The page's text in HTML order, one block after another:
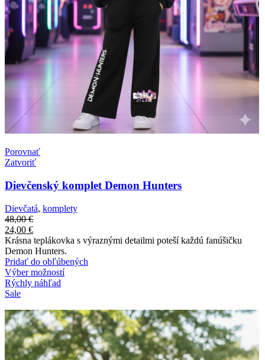
Porovnať
Zatvoriť
Dievčenský komplet Demon Hunters
Dievčatá, komplety
48,00€
24,00 €
Krásna teplákovka s výraznými detailmi poteší každú fanúšičku
Demon Hunters.
Pridať do obľúbených
Výber možností
Rýchly náhľad
Sale